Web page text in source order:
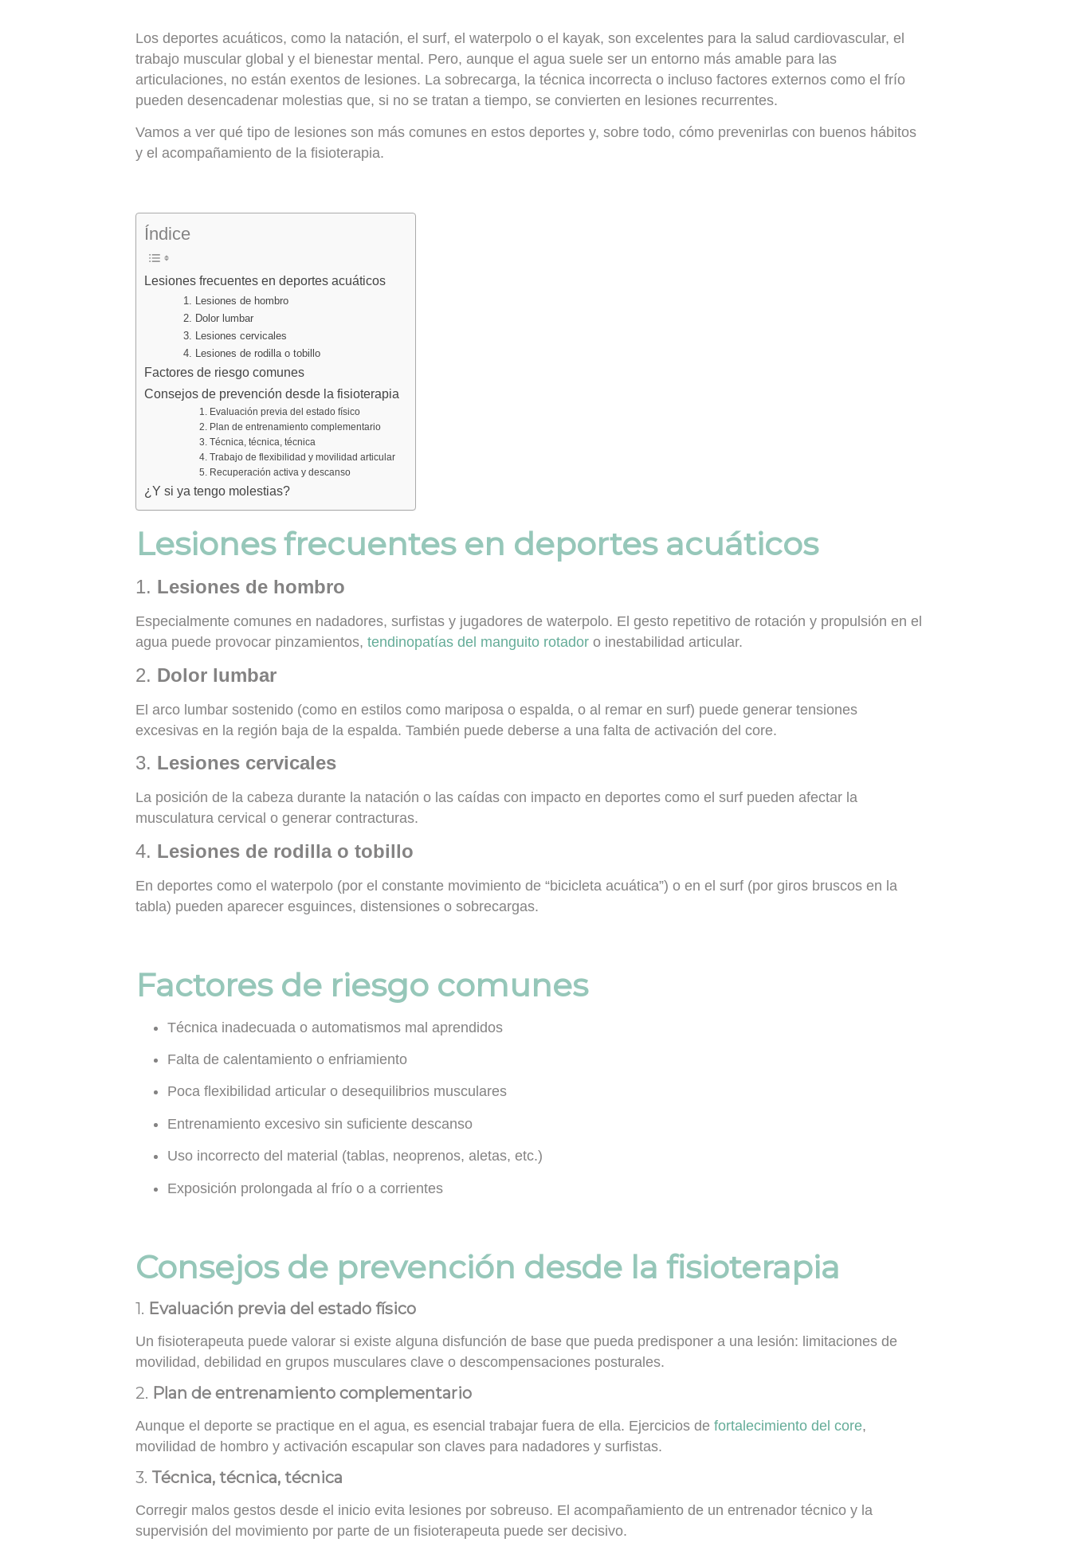
Los deportes acuáticos, como la natación, el surf, el waterpolo o el kayak, son excelentes para la salud cardiovascular, el
trabajo muscular global y el bienestar mental. Pero, aunque el agua suele ser un entorno más amable para las
articulaciones, no están exentos de lesiones. La sobrecarga, la técnica incorrecta o incluso factores externos como el frío
pueden desencadenar molestias que, si no se tratan a tiempo, se convierten en lesiones recurrentes.
Vamos a ver qué tipo de lesiones son más comunes en estos deportes y, sobre todo, cómo prevenirlas con buenos hábitos
y el acompañamiento de la fisioterapia.
Índice
Lesiones frecuentes en deportes acuáticos
1. Lesiones de hombro
2. Dolor lumbar
3. Lesiones cervicales
4. Lesiones de rodilla o tobillo
Factores de riesgo comunes
Consejos de prevención desde la fisioterapia
1. Evaluación previa del estado físico
2. Plan de entrenamiento complementario
3. Técnica, técnica, técnica
4. Trabajo de flexibilidad y movilidad articular
5. Recuperación activa y descanso
¿Y si ya tengo molestias?
Lesiones frecuentes en deportes acuáticos
1. Lesiones de hombro
Especialmente comunes en nadadores, surfistas y jugadores de waterpolo. El gesto repetitivo de rotación y propulsión en el
agua puede provocar pinzamientos, tendinopatías del manguito rotador o inestabilidad articular.
2. Dolor lumbar
El arco lumbar sostenido (como en estilos como mariposa o espalda, o al remar en surf) puede generar tensiones
excesivas en la región baja de la espalda. También puede deberse a una falta de activación del core.
3. Lesiones cervicales
La posición de la cabeza durante la natación o las caídas con impacto en deportes como el surf pueden afectar la
musculatura cervical o generar contracturas.
4. Lesiones de rodilla o tobillo
En deportes como el waterpolo (por el constante movimiento de “bicicleta acuática”) o en el surf (por giros bruscos en la
tabla) pueden aparecer esguinces, distensiones o sobrecargas.
Factores de riesgo comunes
Técnica inadecuada o automatismos mal aprendidos
Falta de calentamiento o enfriamiento
Poca flexibilidad articular o desequilibrios musculares
Entrenamiento excesivo sin suficiente descanso
Uso incorrecto del material (tablas, neoprenos, aletas, etc.)
Exposición prolongada al frío o a corrientes
Consejos de prevención desde la fisioterapia
1. Evaluación previa del estado físico
Un fisioterapeuta puede valorar si existe alguna disfunción de base que pueda predisponer a una lesión: limitaciones de
movilidad, debilidad en grupos musculares clave o descompensaciones posturales.
2. Plan de entrenamiento complementario
Aunque el deporte se practique en el agua, es esencial trabajar fuera de ella. Ejercicios de fortalecimiento del core,
movilidad de hombro y activación escapular son claves para nadadores y surfistas.
3. Técnica, técnica, técnica
Corregir malos gestos desde el inicio evita lesiones por sobreuso. El acompañamiento de un entrenador técnico y la
supervisión del movimiento por parte de un fisioterapeuta puede ser decisivo.